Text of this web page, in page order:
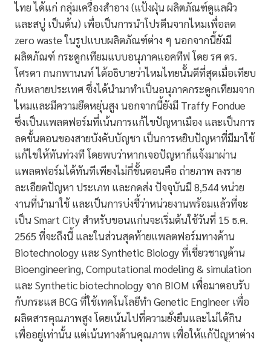
ไทย ได้แก่ กลุ่มเครื่องสำอาง (แป้งฝุ่น ผลิตภัณฑ์ดูแลผิว
และสบู่ เป็นต้น) เพื่อเป็นการนำโปรตีนจากไหมเพื่อลด
zero waste ในรูปแบบผลิตภัณฑ์ต่าง ๆ นอกจากนี้ยังมี
ผลิตภัณฑ์ กระดูกเทียมแบบอนุภาคแอคทีฟ โดย รศ ดร.
โศรดา กนกพานนท์ ได้อธิบายว่าไหมไทยนั้นดีที่สุดเมื่อเทียบ
กับหลายประเทศ ซึ่งได้นำมาทำเป็นอนุภาคกระดูกเทียมจาก
ไหมและมีความยืดหยุ่นสูง นอกจากนี้ยังมี Traffy Fondue
ซึ่งเป็นแพลตฟอร์มที่เน้นการแก้ไขปัญหาเมือง และเป็นการ
ลดขั้นตอนของสายบังคับบัญชา เป็นการหยิบปัญหาที่มีมาใช้
แก้ไขให้ทันท่วงที โดยพบว่าหากเจอปัญหาก็แจ้งมาผ่าน
แพลตฟอร์มได้ทันทีเพียงไม่กี่ขั้นตอนคือ ถ่ายภาพ ลงราย
ละเอียดปัญหา ประเภท และกดส่ง ปัจจุบันมี 8,544 หน่วย
งานที่นำมาใช้ และเป็นการบ่งชี้ว่าหน่วยงานพร้อมแล้วที่จะ
เป็น Smart City สำหรับขอนแก่นจะเริ่มต้นใช้วันที่ 15 ธ.ค.
2565 ที่จะถึงนี้ และในส่วนสุดท้ายแพลตฟอร์มทางด้าน
Biotechnology และ Synthetic Biology ที่เชี่ยวชาญด้าน
Bioengineering, Computational modeling & simulation
และ Synthetic biotechnology จาก BIOM เพื่อมาตอบรับ
กับกระแส BCG ที่ใช้เทคโนโลยีทำ Genetic Engineer เพื่อ
ผลิตสารคุณภาพสูง โดยเน้นไปที่ความยั่งยืนและไม่ได้กิน
เพื่ออยู่เท่านั้น แต่เน้นทางด้านคุณภาพ เพื่อให้แก้ปัญหาต่าง